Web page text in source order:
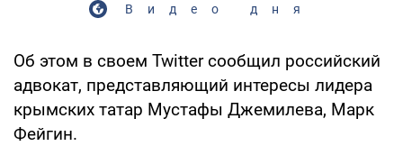
Видео дня
Об этом в своем Twitter сообщил российский
адвокат, представляющий интересы лидера
крымских татар Мустафы Джемилева, Марк
Фейгин.